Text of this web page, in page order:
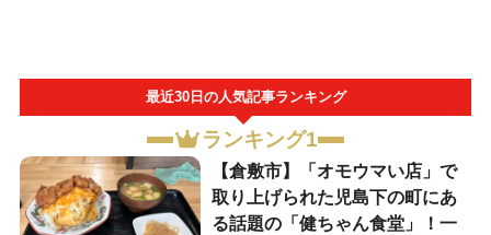
最近30日の人気記事ランキング
ランキング1
【倉敷市】「オモウマい店」で
取り上げられた児島下の町にあ
る話題の「健ちゃん食堂」！一